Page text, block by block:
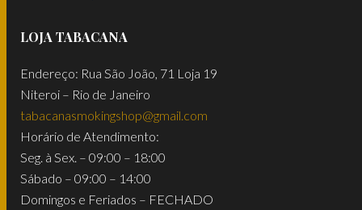
LOJA TABACANA
Endereço: Rua São João, 71 Loja 19
Niteroi – Rio de Janeiro
tabacanasmokingshop@gmail.com
Horário de Atendimento:
Seg. à Sex. – 09:00 – 18:00
Sábado – 09:00 – 14:00
Domingos e Feriados – FECHADO